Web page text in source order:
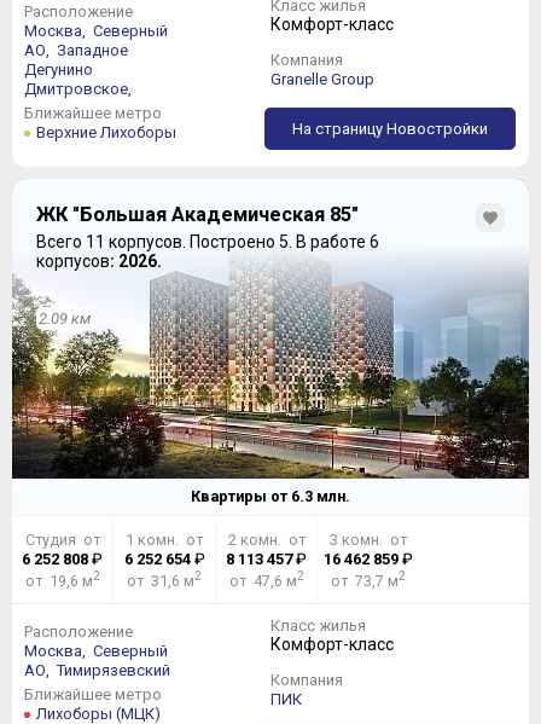
Расположение
Москва, Северный
АО, Западное
Дегунино
Дмитровское,
Ближайшее метро
Верхние Лихоборы
Класс жилья
Комфорт-класс
Компания
Granelle Group
На страницу Новостройки
ЖК "Большая Академическая 85"
Всего 11 корпусов. Построено 5. В работе 6
корпусов: 2026.
2.09 км
Квартиры от 6.3 млн.
Студия от
6 252 808 ₽
от 19,6 м2
1 комн. от
6 252 654₽
от 31,6 м2
2 комн. от
8 113 457₽
от 47,6 м2
3 комн. от
16 462 859 ₽
от 73,7 м2
Расположение
Москва, Северный
АО, Тимирязевский
Ближайшее метро
Лихоборы (МЦК)
Класс жилья
Комфорт-класс
Компания
ПИК